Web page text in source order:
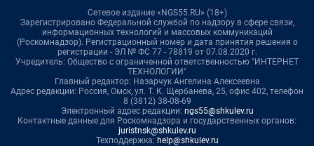
Сетевое издание «NGS55.RU» (18+)
Зарегистрировано Федеральной службой по надзору в сфере связи,
информационных технологий и массовых коммуникаций
(Роскомнадзор). Регистрационный номер и дата принятия решения о
регистрации - ЭЛ № ФС 77 - 78819 от 07.08.2020 г.
Учредитель: Общество с ограниченной ответственностью "ИНТЕРНЕТ
ТЕХНОЛОГИИ"
Главный редактор: Назарчук Ангелина Алексеевна
Адрес редакции: Россия, Омск, ул. Т. К. Щербанева, 25, офис 402, телефон
8 (3812) 38-08-69
Электронный адрес редакции: ngs55@shkulev.ru
Контактные данные для Роскомнадзора и государственных органов:
juristnsk@shkulev.ru
Техподдержка: help@shkulev.ru